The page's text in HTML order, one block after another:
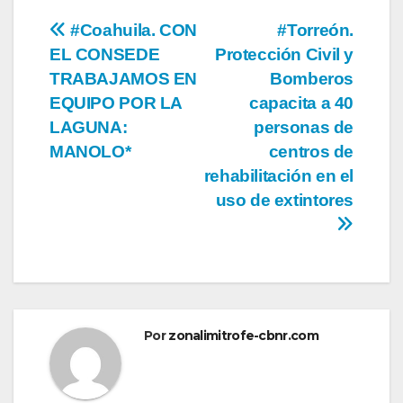
Navegación
de
entradas
#Torreón.
Protección Civil y
Bomberos
capacita a 40
personas de
centros de
rehabilitación en el
uso de extintores
#Coahuila. CON
EL CONSEDE
TRABAJAMOS EN
EQUIPO POR LA
LAGUNA:
MANOLO*
Porzonalimitrofe-cbnr.com